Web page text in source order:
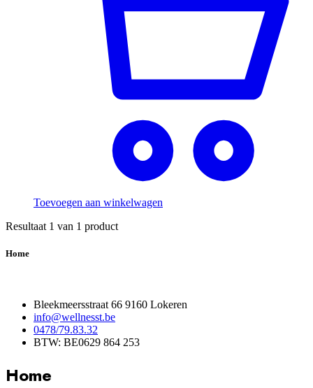
Toevoegen aan winkelwagen
Resultaat 1 van 1 product
Home
Bleekmeersstraat 66 9160 Lokeren
info@wellnesst.be
0478/79.83.32
BTW: BE0629 864 253
Home